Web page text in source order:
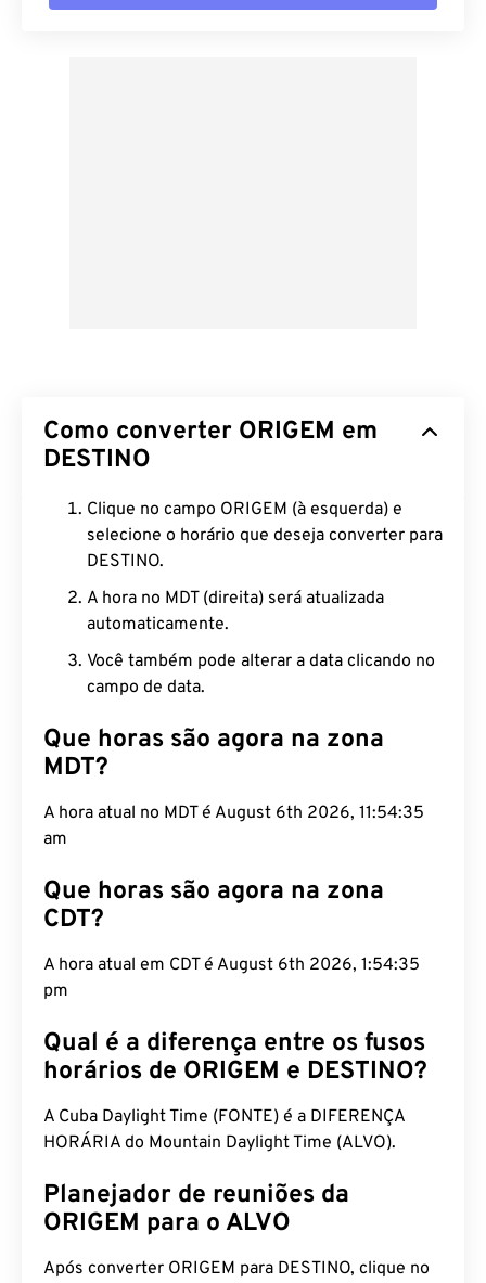
Como converter ORIGEM em
DESTINO
Clique no campo ORIGEM (à esquerda) e
selecione o horário que deseja converter para
DESTINO.
A hora no MDT (direita) será atualizada
automaticamente.
Você também pode alterar a data clicando no
campo de data.
Que horas são agora na zona
MDT?
A hora atual no MDT é August 6th 2026, 11:54:36
am
Que horas são agora na zona
CDT?
A hora atual em CDT é August 6th 2026, 1:54:36
pm
Qual é a diferença entre os fusos
horários de ORIGEM e DESTINO?
A Cuba Daylight Time (FONTE) é a DIFERENÇA
HORÁRIA do Mountain Daylight Time (ALVO).
Planejador de reuniões da
ORIGEM para o ALVO
Após converter ORIGEM para DESTINO, clique no